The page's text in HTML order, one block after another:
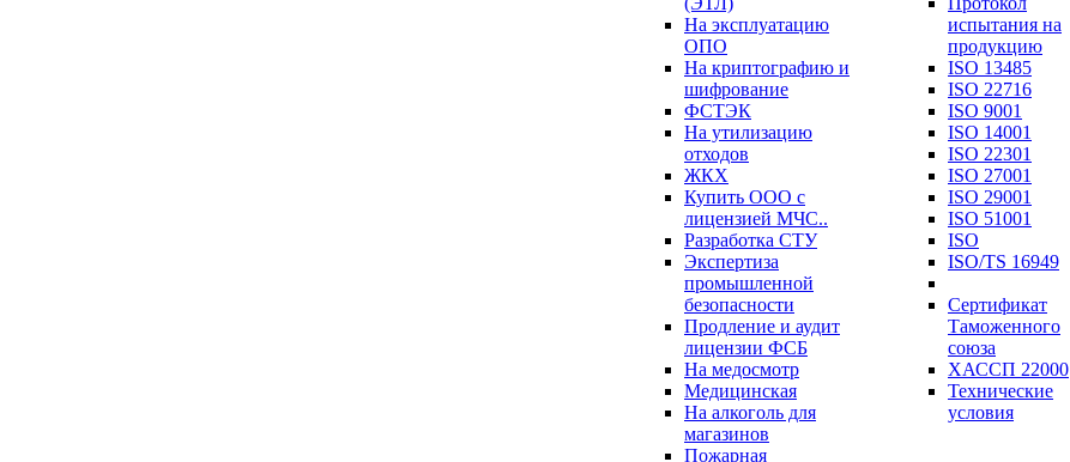
На эксплуатацию
ОПО
На криптографию и
шифрование
ФСТЭК
На утилизацию
отходов
ЖКХ
Купить ООО с
лицензией МЧС..
Разработка СТУ
Экспертиза
промышленной
безопасности
Продление и аудит
лицензии ФСБ
На медосмотр
Медицинская
На алкоголь для
магазинов
Пожарная
испытания на
продукцию
ISO 13485
ISO 22716
ISO 9001
ISO 14001
ISO 22301
ISO 27001
ISO 29001
ISO 51001
ISO
ISO/TS 16949
Сертификат
Таможенного
союза
ХАССП 22000
Технические
условия